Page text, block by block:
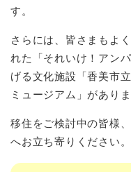
す。
さらには、皆さまもよ
れた「それいけ！アン
げる文化施設「香美市
ミュージアム」がありま
移住をご検討中の皆様
へお立ち寄りください。